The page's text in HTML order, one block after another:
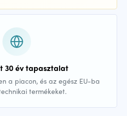
30 év tapasztalat
a piacon, és az egész EU-ba
termékeket.